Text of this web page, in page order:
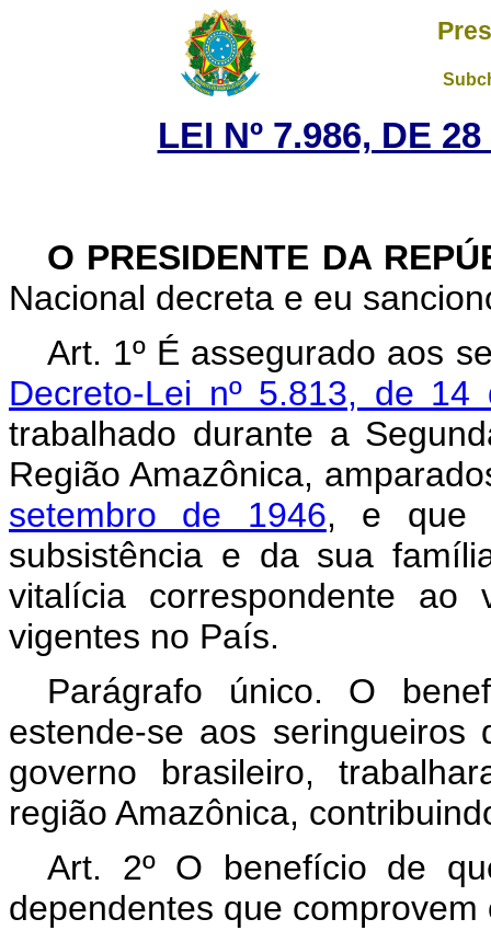
LEI Nº 7.986, DE
O PRESIDENTE DA
Nacional decreta e eu
Art. 1º É assegurado aos
Decreto-Lei nº 5.813, de
trabalhado durante a
Região Amazônica,
setembro de 1946, e que
subsistência e da sua
vitalícia correspondente ao
vigentes no País.
Parágrafo único. O
estende-se aos
governo brasileiro,
região Amazônica,
Art. 2º O benefício de
dependentes que